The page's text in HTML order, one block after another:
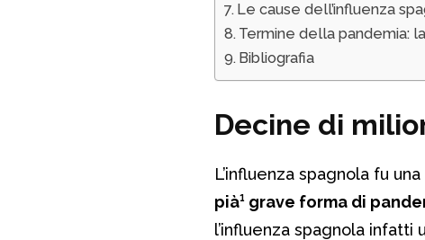
Le cause dell’influenza
Termine della pandemia:
Bibliografia
Decine di
L’influenza spagnola fu
pià¹ grave forma di
l’influenza spagnola infatti